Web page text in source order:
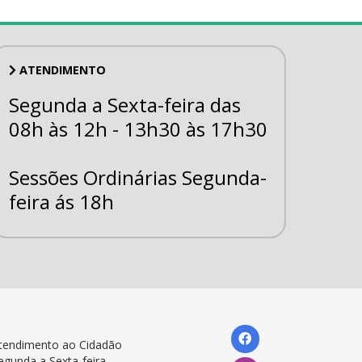
ATENDIMENTO
Segunda a Sexta-feira das
08h às 12h - 13h30 às 17h30
Sessões Ordinárias Segunda-
feira ás 18h
ao Cidadão